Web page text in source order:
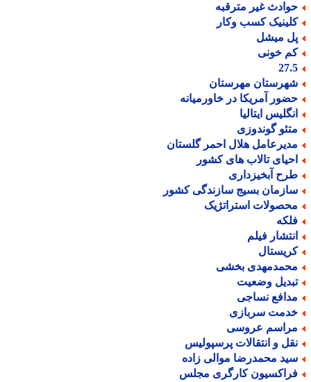
غیر مترقبه
کسب وکار
میشل
خونی
مهرستان
آمریکا در خاورمیانه
ایتالیا
گوندوزی
هلال احمر گلستان
تالاب های کشور
آبخیزداری
بسیج سازندگی کشور
استراتژیک
فیلم
بخشی
وضعیت
نساجی
سربازی
عروسی
و انتقالات پرسپولیس
محمدرضا موالی زاده
کارگری مجلس